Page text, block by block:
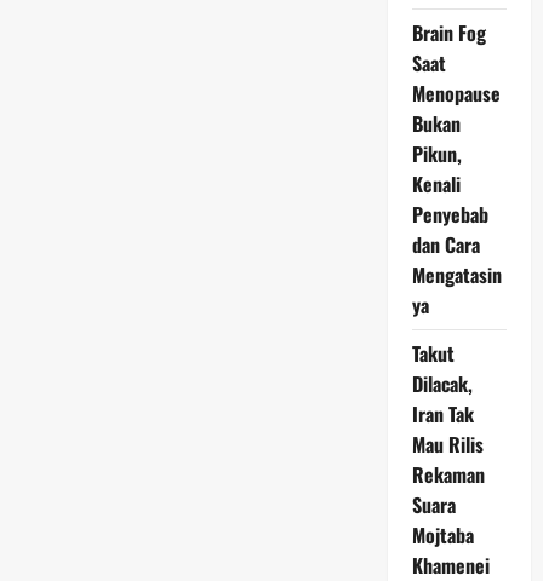
Brain Fog
Saat
Menopause
Bukan
Pikun,
Kenali
Penyebab
dan Cara
Mengatasin
ya
Takut
Dilacak,
Iran Tak
Mau Rilis
Rekaman
Suara
Mojtaba
Khamenei